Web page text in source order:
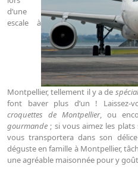
d’une
escale à
Montpellier, tellement il y a de
font baver plus d’un ! Laissez-
croquettes de Montpellier, ou
gourmande ; si vous aimez les
vous transportera dans son
déguste en famille à Montpellier,
une agréable maisonnée pour y